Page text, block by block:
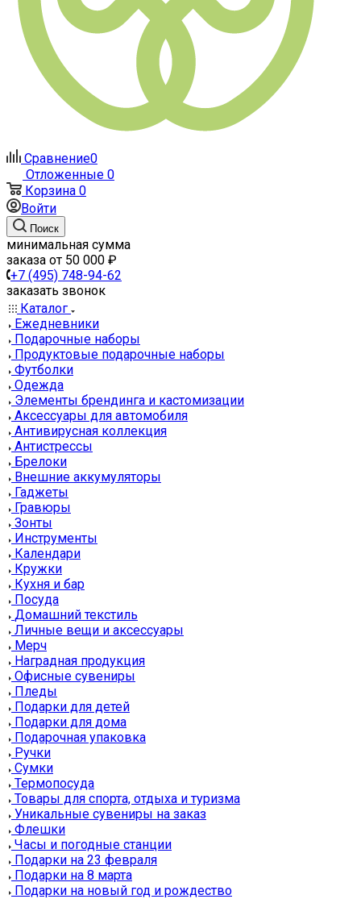
Сравнение0
Отложенные 0
Корзина 0
Войти
Поиск
минимальная сумма
заказа от 50 000 ₽
+7 (495) 748-94-62
заказать звонок
Каталог
Ежедневники
Подарочные наборы
Продуктовые подарочные наборы
Футболки
Одежда
Элементы брендинга и кастомизации
Аксессуары для автомобиля
Антивирусная коллекция
Антистрессы
Брелоки
Внешние аккумуляторы
Гаджеты
Гравюры
Зонты
Инструменты
Календари
Кружки
Кухня и бар
Посуда
Домашний текстиль
Личные вещи и аксессуары
Мерч
Наградная продукция
Офисные сувениры
Пледы
Подарки для детей
Подарки для дома
Подарочная упаковка
Ручки
Сумки
Термопосуда
Товары для спорта, отдыха и туризма
Уникальные сувениры на заказ
Флешки
Часы и погодные станции
Подарки на 23 февраля
Подарки на 8 марта
Подарки на новый год и рождество